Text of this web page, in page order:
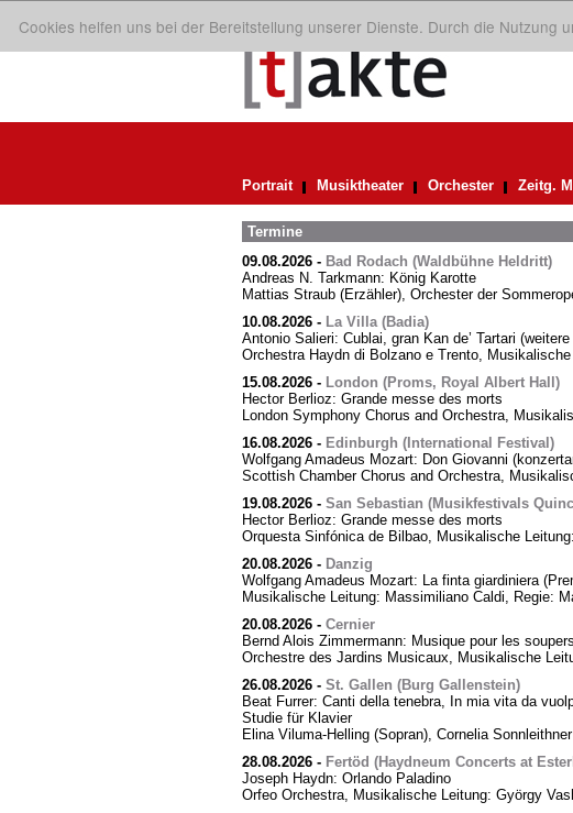
Cookies helfen uns bei der Bereitstellung unserer Dienste. Durch die
Portrait Musiktheater Orchester Zeitg.
Termine
09.08.2026- Bad Rodach (Waldbühne Heldritt)
Andreas N. Tarkmann: König Karotte
Mattias Straub (Erzähler), Orchester der
10.08.2026- La Villa (Badia)
Antonio Salieri: Cublai, gran Kan de’ Tartari (weitere
Orchestra Haydn di Bolzano e Trento,
15.08.2026- London (Proms, Royal Albert Hall)
Hector Berlioz: Grande messe des morts
London Symphony Chorus and Orchestra,
16.08.2026- Edinburgh (International Festival)
Wolfgang Amadeus Mozart: Don Giovanni
Scottish Chamber Chorus and Orchestra,
19.08.2026- San Sebastian (Musikfestivals
Hector Berlioz: Grande messe des morts
Orquesta Sinfónica de Bilbao, Musikalische
20.08.2026- Danzig
Wolfgang Amadeus Mozart: La finta giardiniera
Musikalische Leitung: Massimiliano Caldi, Regie:
20.08.2026- Cernier
Bernd Alois Zimmermann: Musique pour les
Orchestre des Jardins Musicaux, Musikalische
26.08.2026- St. Gallen (Burg Gallenstein)
Beat Furrer: Canti della tenebra, In mia vita da
Studie für Klavier
Elina Viluma-Helling (Sopran), Cornelia
28.08.2026- Fertöd (Haydneum Concerts at
Joseph Haydn: Orlando Paladino
Orfeo Orchestra, Musikalische Leitung: György